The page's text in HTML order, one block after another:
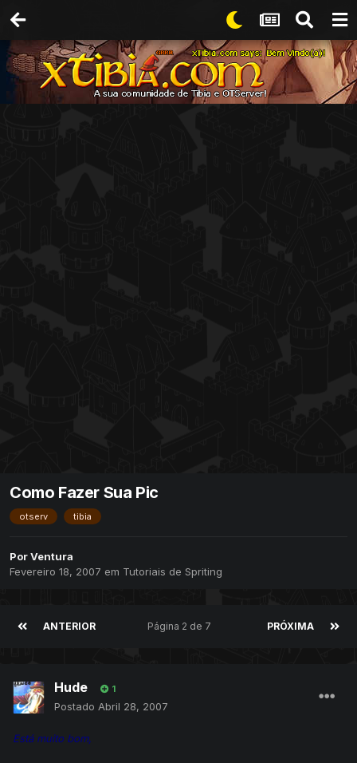
Como Fazer Sua Pic
otserv tibia
PorVentura
Fevereiro 18, 2007 em Tutoriais de Spriting
ANTERIOR PRÓXIMA
Página 2 de 7
Hude 1
Postado Abril 28, 2007
Está muito bom,